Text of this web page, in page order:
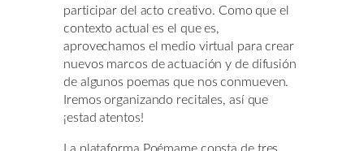
participar del acto creativo. Como que el
contexto actual es el que es,
aprovechamos el medio virtual para crear
nuevos marcos de actuación y de difusión
de algunos poemas que nos conmueven.
Iremos organizando recitales, así que
¡estad atentos!